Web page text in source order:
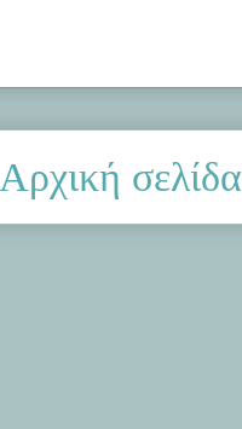
Αρχική σελίδα